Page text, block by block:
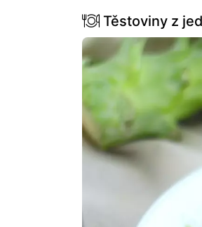
Těstoviny z